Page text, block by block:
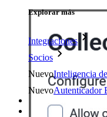
Explorar más
Integraciones
Socios
NuevoInteligencia
NuevoAutenticador
Descargar